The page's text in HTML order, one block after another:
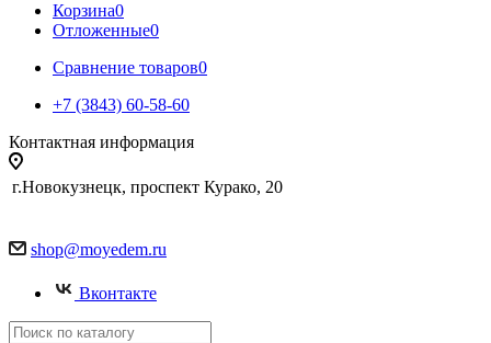
Корзина0
Отложенные0
Сравнение товаров0
+7 (3843) 60-58-60
Контактная информация
г.Новокузнецк, проспект Курако, 20
shop@moyedem.ru
Вконтакте